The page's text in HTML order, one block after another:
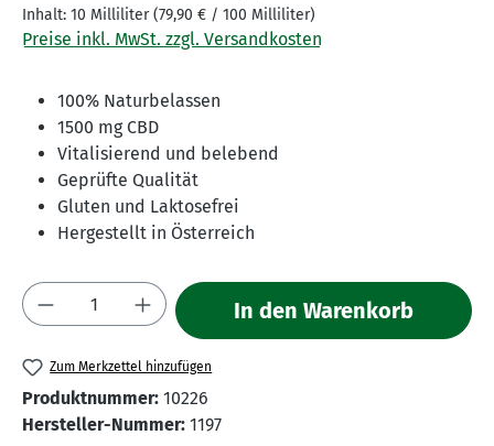
Inhalt: 10 Milliliter(79,90 € / 100 Milliliter)
Preise inkl. MwSt. zzgl. Versandkosten
100% Naturbelassen
1500 mg CBD
Vitalisierend und belebend
Geprüfte Qualität
Gluten und Laktosefrei
Hergestellt in Österreich
Produkt Anzahl: Gib den gewünschten
In den Warenkorb
Zum Merkzettel hinzufügen
Produktnummer: 10226
Hersteller-Nummer: 1197